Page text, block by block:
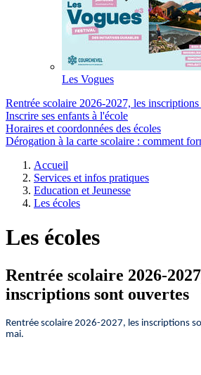
Les Vogues
Rentrée scolaire 2026-2027, les
Inscrire ses enfants à l'école
Horaires et coordonnées des écoles
Dérogation à la carte scolaire : comment
Accueil
Services et infos pratiques
Education et Jeunesse
Les écoles
Les écoles
Rentrée scolaire 2026-
inscriptions sont ouvertes
Rentrée scolaire 2026-2027, les inscriptions
mai.